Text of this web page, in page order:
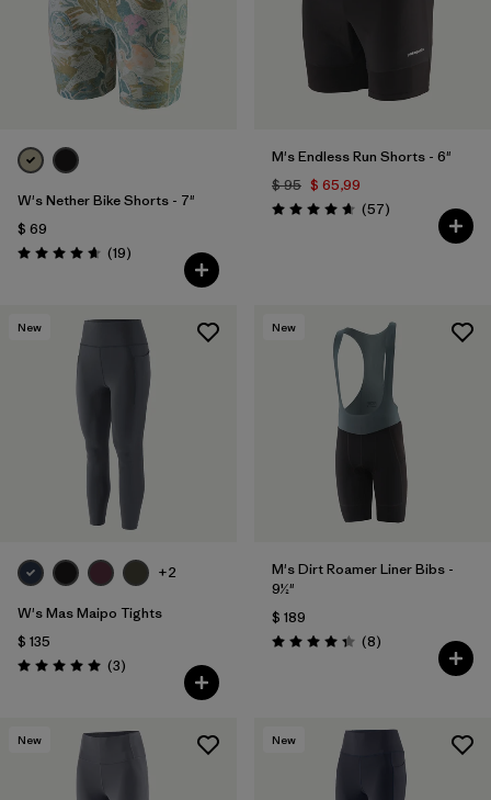
W's Nether Bike Shorts - 7"
$ 69
Valoración: 4.6 / 5
(19Comentarios
)
M's Endless Run Shorts - 6"
$ 95 $ 65,99
Valoración: 4.7 / 5
(57Comentarios
)
New
+2
W's Mas Maipo Tights
$ 135
Valoración: 5.0 / 5
(3Comentarios
)
New
M's Dirt Roamer Liner Bibs -
9½"
$ 189
Valoración: 4.4 / 5
(8Comentarios
)
New New